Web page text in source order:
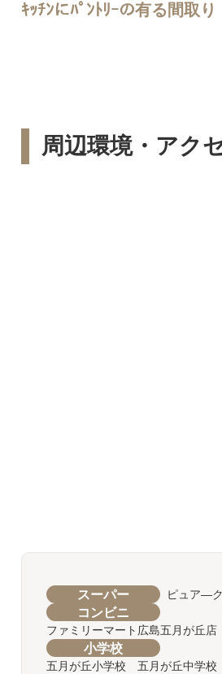
ｷｯﾁﾝにﾊﾟﾝﾄﾘｰの有る間取り
周辺環境・アク
スーパー ピュア―
コンビニ
ファミリーマート広島五月が丘店
小学校
五月が丘小学校 五月が丘中学校